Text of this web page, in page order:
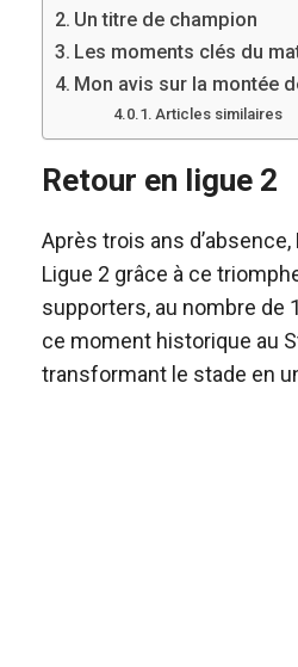
Un titre de champion
Les moments clés du
Mon avis sur la montée
Articles similaires
Retour en ligue 2
Après trois ans
Ligue 2 grâce à ce
supporters, au nombre de
ce moment historique au
transformant le stade en